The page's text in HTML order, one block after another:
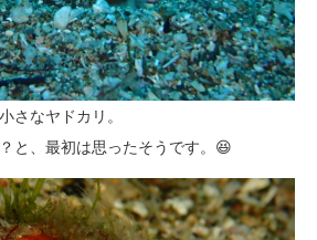
さなヤドカリ。
と、最初は思ったそうです。😆